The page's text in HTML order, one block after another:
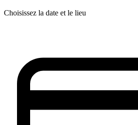
Choisissez la date et le lieu